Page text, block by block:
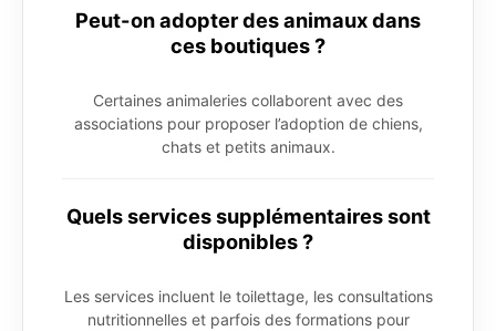
Peut-on adopter des animaux dans
ces boutiques ?
Certaines animaleries collaborent avec des
associations pour proposer l’adoption de chiens,
chats et petits animaux.
Quels services supplémentaires sont
disponibles ?
Les services incluent le toilettage, les consultations
nutritionnelles et parfois des formations pour